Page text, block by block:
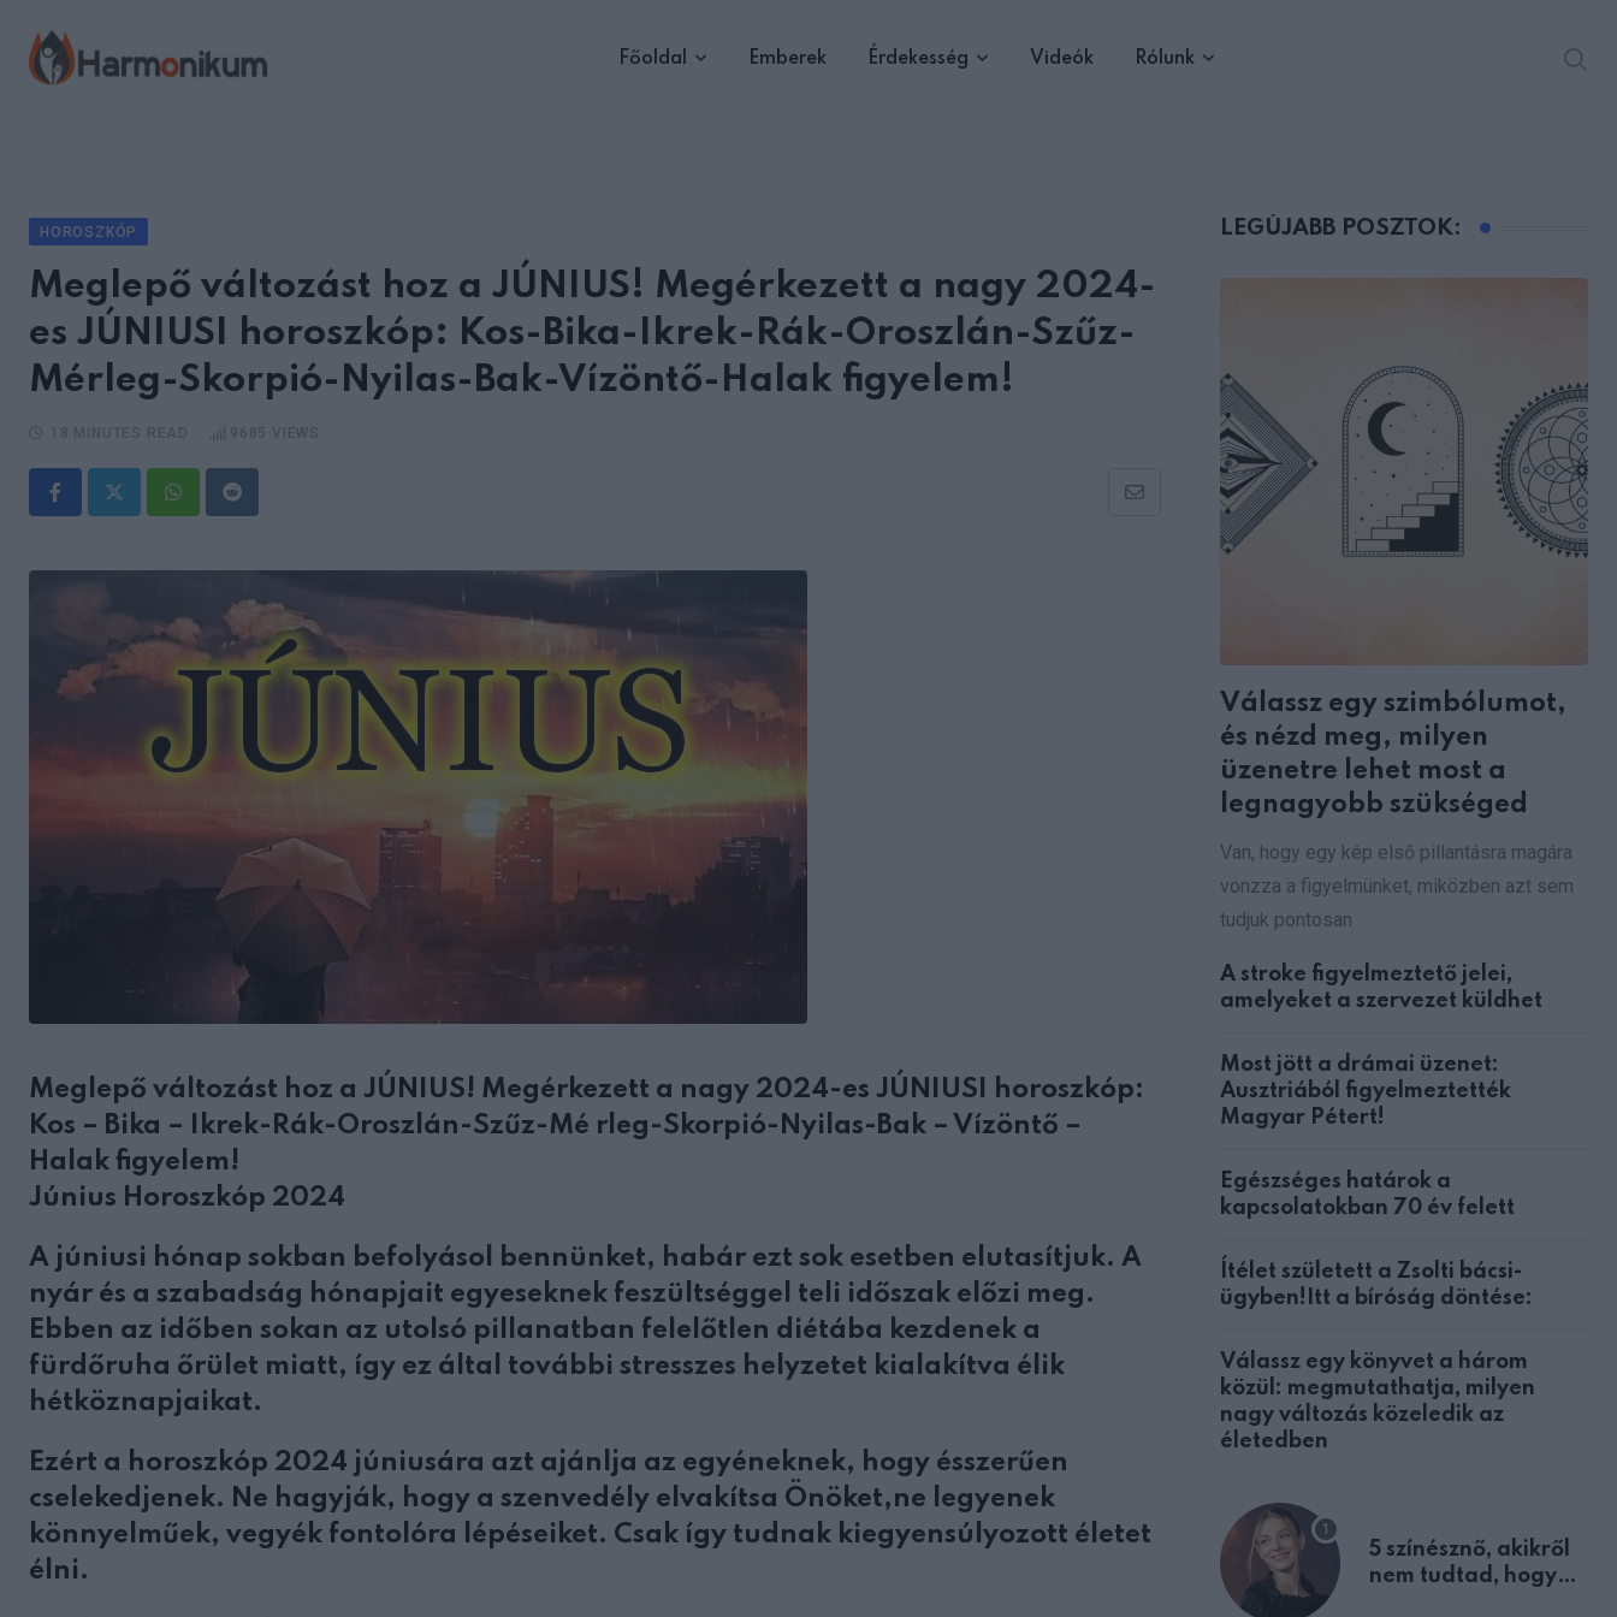
content
Főoldal Emberek Érdekesség Videók Rólunk
HOROSZKÓP
Meglepő változást hoz a JÚNIUS! Megérkezett a nagy 2024-
es JÚNIUSI horoszkóp: Kos-Bika-Ikrek-Rák-Oroszlán-Szűz-
Mérleg-Skorpió-Nyilas-Bak-Vízöntő-Halak figyelem!
WhatsappReddit
Share
Meglepő változást hoz a JÚNIUS! Megérkezett a nagy 2024-es JÚNIUSI horoszkóp:
Kos – Bika – Ikrek-Rák-Oroszlán-Szűz-Mé rleg-Skorpió-Nyilas-Bak – Vízöntő –
Halak figyelem!
Június Horoszkóp 2024
A júniusi hónap sokban befolyásol bennünket, habár ezt sok esetben elutasítjuk. A
nyár és a szabadság hónapjait egyeseknek feszültséggel teli időszak előzi meg.
Ebben az időben sokan az utolsó pillanatban felelőtlen diétába kezdenek a
fürdőruha őrület miatt, így ez által további stresszes helyzetet kialakítva élik
hétköznapjaikat.
Ezért a horoszkóp 2024 júniusára azt ajánlja az egyéneknek, hogy ésszerűen
cselekedjenek. Ne hagyják, hogy a szenvedély elvakítsa Önöket,ne legyenek
könnyelműek, vegyék fontolóra lépéseiket. Csak így tudnak kiegyensúlyozott életet
élni.
LEGÚJABB POSZTOK:
Válassz egy szimbólumot,
és nézd meg, milyen
üzenetre lehet most a
legnagyobb szükséged
Van, hogy egy kép első pillantásra magára
vonzza a figyelmünket, miközben azt sem
tudjuk pontosan
A stroke figyelmeztető jelei,
amelyeket a szervezet küldhet
Most jött a drámai üzenet:
Ausztriából figyelmeztették
Magyar Pétert!
Egészséges határok a
kapcsolatokban 70 év felett
Ítélet született a Zsolti bácsi-
ügyben!Itt a bíróság döntése:
Válassz egy könyvet a három
közül: megmutathatja, milyen
nagy változás közeledik az
életedben
5 színésznő, akikről
nem tudtad, hogy